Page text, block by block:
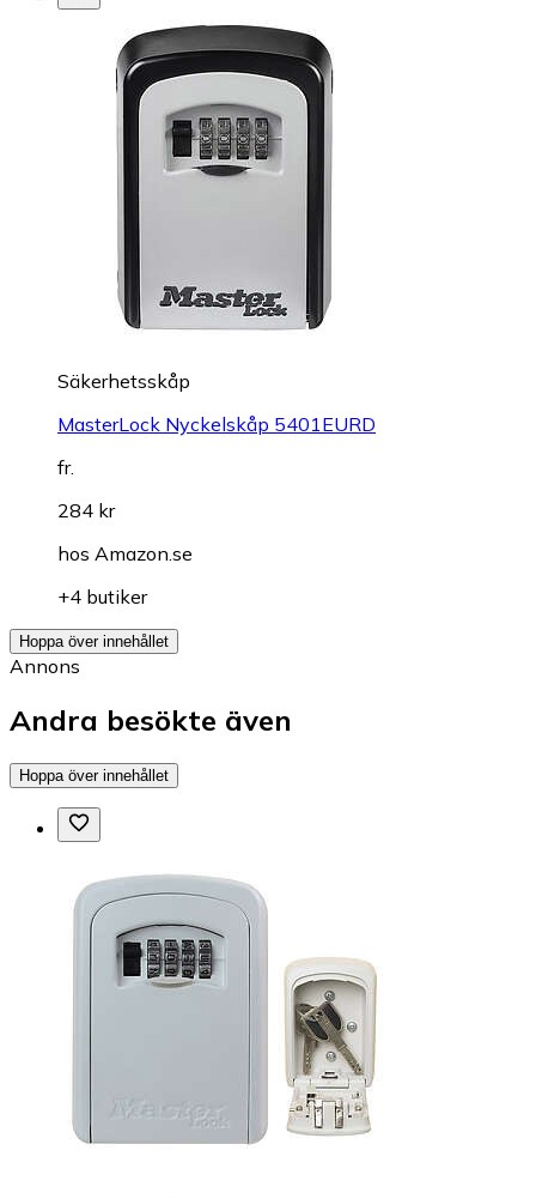
Säkerhetsskåp
MasterLock Nyckelskåp 5401EURD
fr.
284 kr
hos Amazon.se
+4 butiker
Hoppa över innehållet
Annons
Andra besökte även
Hoppa över innehållet